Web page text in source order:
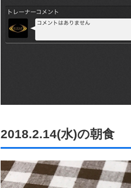
2018.2.14(水)の朝食